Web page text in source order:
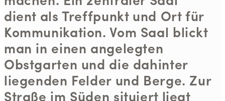
dient als Treffpunkt und Ort für
Kommunikation. Vom Saal blickt
man in einen angelegten
Obstgarten und die dahinter
liegenden Felder und Berge. Zur
Straße im Süden situiert liegt